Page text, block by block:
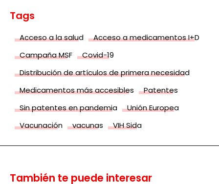
Tags
Acceso a la salud
Acceso a medicamentos I+D
Campaña MSF
Covid-19
Distribución de artículos de primera necesidad
Medicamentos más accesibles
Patentes
Sin patentes en pandemia
Unión Europea
Vacunación
vacunas VIH Sida
También te puede interesar